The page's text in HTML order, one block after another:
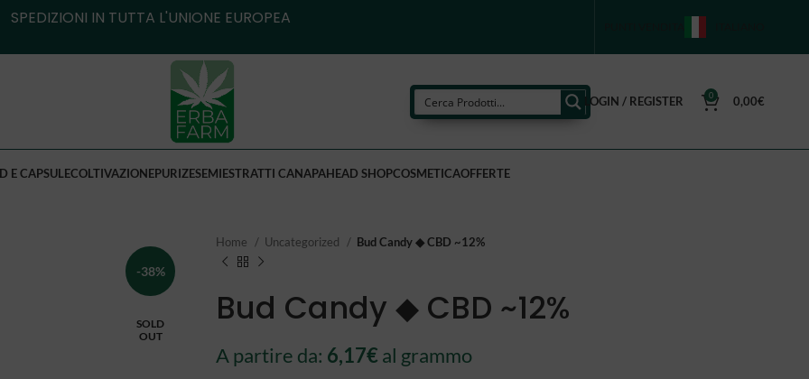
SPEDIZIONI IN TUTTA L'UNIONE EUROPEA
LOGIN / REGISTER 0 0,00€
E CAPSULECOLTIVAZIONEPURIZESEMIESTRATTI CANAPAHEAD SHOPCOSMETICAOFFERTE
-38%
SOLD
OUT
Home Uncategorized Bud Candy ◆ CBD ~12%
Bud Candy ◆ CBD ~12%
A partire da: 6,17€ al grammo